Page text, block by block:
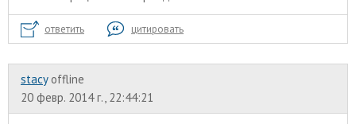
ответить цитировать
stacy offline
20 февр. 2014 г., 22:44:21